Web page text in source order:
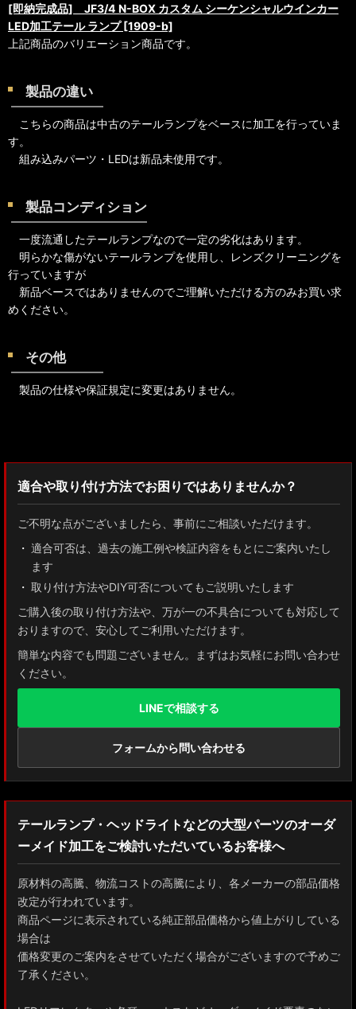
[即納完成品] JF3/4 N-BOX カスタム シーケンシャルウインカー
LED加工テール ランプ [1909-b]
上記商品のバリエーション商品です。
製品の違い
こちらの商品は中古のテールランプをベースに加工を行っていま
す。
組み込みパーツ・LEDは新品未使用です。
製品コンディション
一度流通したテールランプなので一定の劣化はあります。
明らかな傷がないテールランプを使用し、レンズクリーニングを
行っていますが
新品ベースではありませんのでご理解いただける方のみお買い求
めください。
その他
製品の仕様や保証規定に変更はありません。
適合や取り付け方法でお困りではありませんか？
ご不明な点がございましたら、事前にご相談いただけます。
適合可否は、過去の施工例や検証内容をもとにご案内いたし
ます
取り付け方法やDIY可否についてもご説明いたします
ご購入後の取り付け方法や、万が一の不具合についても対応して
おりますので、安心してご利用いただけます。
簡単な内容でも問題ございません。まずはお気軽にお問い合わせ
ください。
LINEで相談する
フォームから問い合わせる
テールランプ・ヘッドライトなどの大型パーツのオーダ
ーメイド加工をご検討いただいているお客様へ
原材料の高騰、物流コストの高騰により、各メーカーの部品価格
改定が行われています。
商品ページに表示されている純正部品価格から値上がりしている
場合は
価格変更のご案内をさせていただく場合がございますので予めご
了承ください。